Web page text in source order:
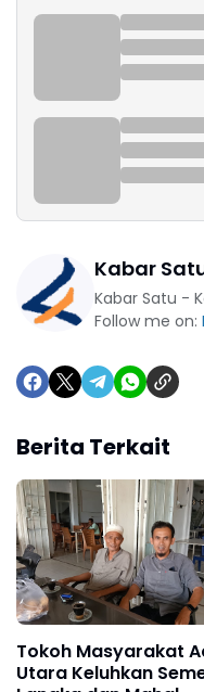
Kabar
Kabar Satu -
Follow me on:
Berita Terkait
Tokoh Masyarakat
Utara Keluhkan